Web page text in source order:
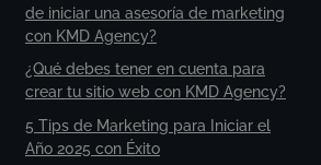
de iniciar una asesoría de marketing
con KMD Agency?
¿Qué debes tener en cuenta para
crear tu sitio web con KMD Agency?
5 Tips de Marketing para Iniciar el
Año 2025 con Éxito